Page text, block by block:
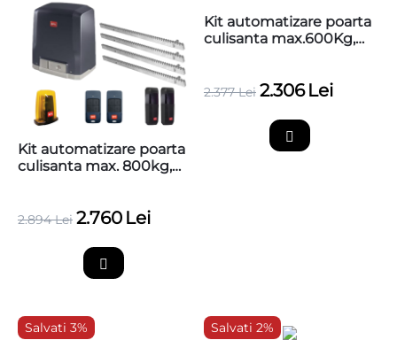
Kit automatizare poarta
culisanta max. 800kg,
zincate
2.894 Lei 2.760 Lei
Kit automatizare poarta
culisanta max.600Kg,
teflonate
2.377 Lei 2.306 Lei
Salvati 3% Salvati 2%